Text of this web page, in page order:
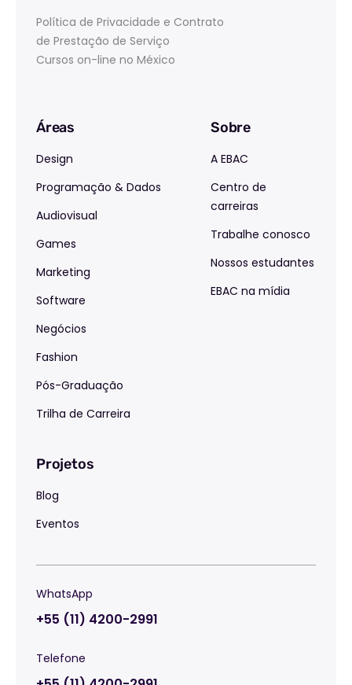
Política de Privacidade e Contrato
de Prestação de Serviço
Cursos on-line no México
Áreas
Design
Programação & Dados
Audiovisual
Games
Marketing
Software
Negócios
Fashion
Pós-Graduação
Trilha de Carreira
Sobre
A EBAC
Centro de
carreiras
Trabalhe conosco
Nossos estudantes
EBAC na mídia
Projetos
Blog
Eventos
WhatsApp
+55 (11) 4200-2991
Telefone